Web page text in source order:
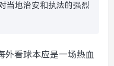
当地治安和执法的强烈
外看球本应是一场热血